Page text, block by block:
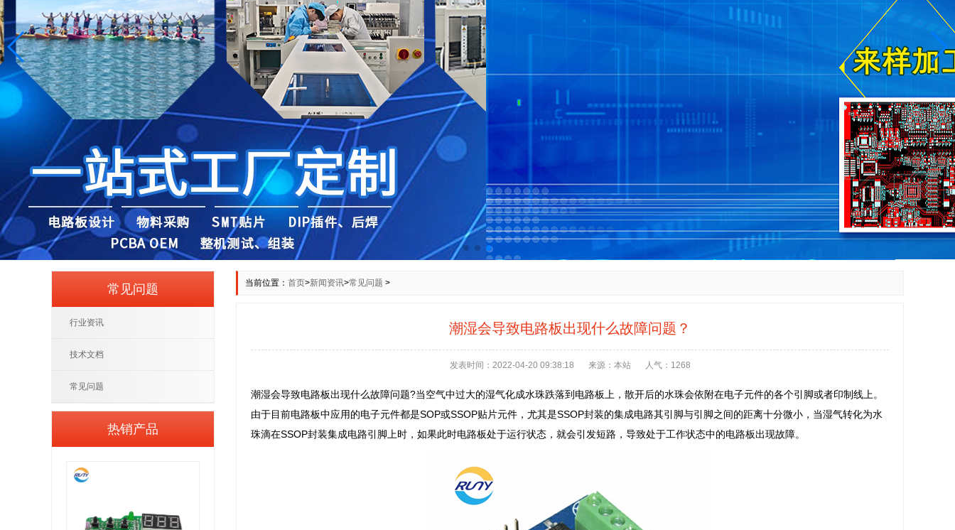
当前位置： 首页>新闻资讯>常见问题 >
潮湿会导致电路板出现什么故障问题？
发表时间：2022-04-20 09:38:18 来源：本站 人气：1268
潮湿会导致电路板出现什么故障问题?当空气中过大的湿气化成水珠跌落到电路板上，散开后的水珠会依附在电子元件的各个引脚或者印制线上。
由于目前电路板中应用的电子元件都是SOP或SSOP贴片元件，尤其是SSOP封装的集成电路其引脚与引脚之间的距离十分微小，当湿气转化为水
珠滴在SSOP封装集成电路引脚上时，如果此时电路板处于运行状态，就会引发短路，导致处于工作状态中的电路板出现故障。
常见问题
行业资讯
技术文档
常见问题
热销产品